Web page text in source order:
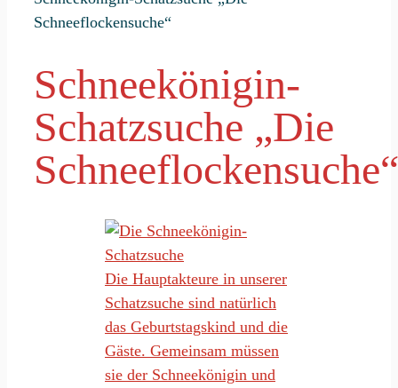
Schneeflockensuche“
Schneekönigin-
Schatzsuche „Die
Schneeflockensuche“
Die Hauptakteure in unserer
Schatzsuche sind natürlich
das Geburtstagskind und die
Gäste. Gemeinsam müssen
sie der Schneekönigin und